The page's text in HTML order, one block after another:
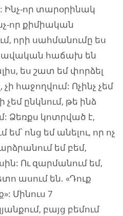
Ինչ-որ տարօրինակ
որ քիմիական
որի սահմանումը ես
հաճախ են
ես շատ եմ փորձել
հաջողվում: Ոչինչ չեմ
չեմ ընկնում, թե ինձ
Ձեռքս կոտրված է,
եմ՝ ոնց եմ անելու, որ ոչ
եմ բեմ,
Ու զարմանում եմ,
ասում են. «Դուք
Մինուս 7
բայց բեմում